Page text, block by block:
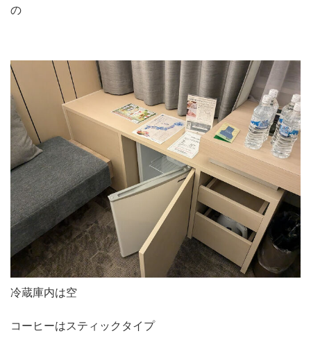
の
冷蔵庫内は空
コーヒーはスティックタイプ